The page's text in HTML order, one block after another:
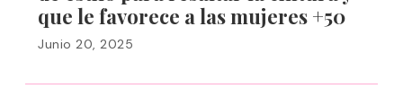
que le favorece a las mujeres +50
Junio 20, 2025